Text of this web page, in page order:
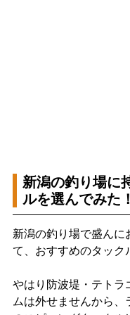
新潟の釣り場に
ルを選んでみた！
新潟の釣り場で盛んに
て、おすすめのタック
やはり防波堤・テトラ
ムは外せませんから、